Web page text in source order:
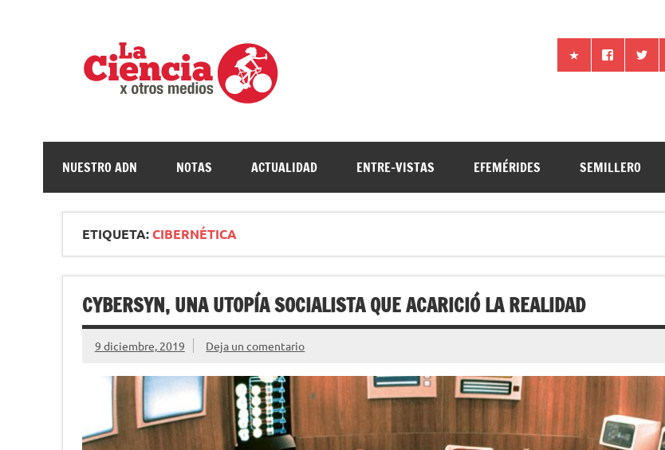
La ciencia por otros medios
NUESTRO ADN NOTAS ACTUALIDAD ENTRE-VISTAS EFEMÉRIDES SEMILLERO
ETIQUETA:CIBERNÉTICA
CYBERSYN, UNA UTOPÍA SOCIALISTA QUE ACARICIÓ LA REALIDAD
9 diciembre, 2019 Deja un comentario